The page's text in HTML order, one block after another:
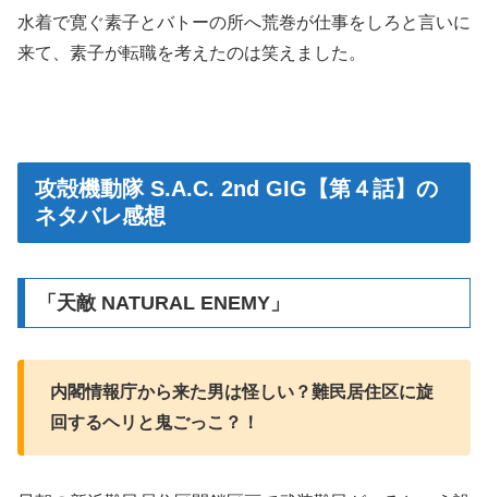
水着で寛ぐ素子とバトーの所へ荒巻が仕事をしろと言いに
来て、素子が転職を考えたのは笑えました。
攻殻機動隊 S.A.C. 2nd GIG【第４話】の
ネタバレ感想
「天敵 NATURAL ENEMY」
内閣情報庁から来た男は怪しい？難民居住区に旋
回するヘリと鬼ごっこ？！